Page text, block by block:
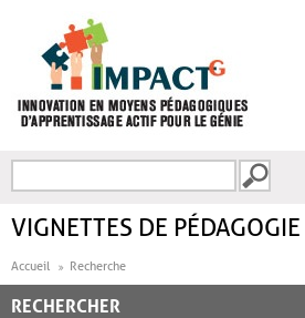
FORMULAIRE DE
VIGNETTES DE
Accueil Recherche
RECHERCHER